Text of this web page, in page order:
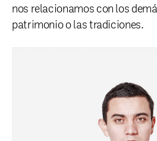
nos relacionamos con los
patrimonio o las tradiciones.